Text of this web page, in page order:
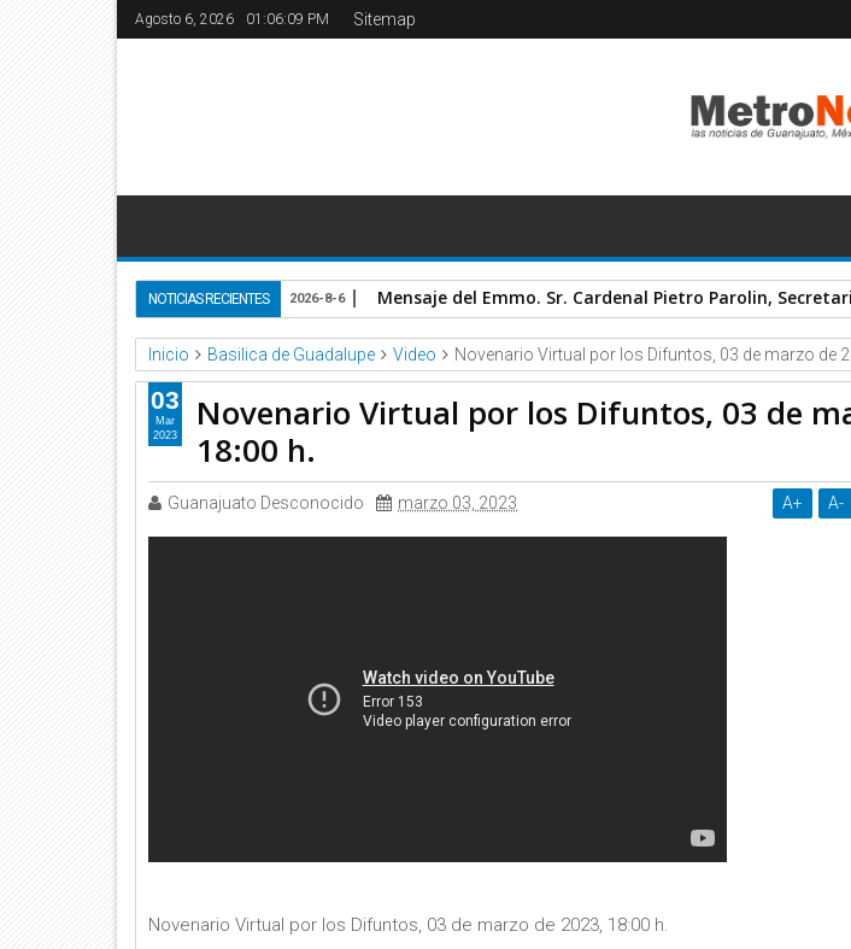
Agosto 6, 2026 01:06:09 PM Sitemap
NOTICIAS RECIENTES Mensaje del Emmo. Sr. Cardenal Pietro Parolin,
2026-8-6
Inicio Basilica de Guadalupe Video Novenario Virtual por los Difuntos, 03 de marzo de
Novenario Virtual por los Difuntos, 03 de
18:00 h.
Guanajuato Desconocido marzo 03, 2023 A+ A-
Novenario Virtual por los Difuntos, 03 de marzo de 2023, 18:00 h.
03
Mar
2023